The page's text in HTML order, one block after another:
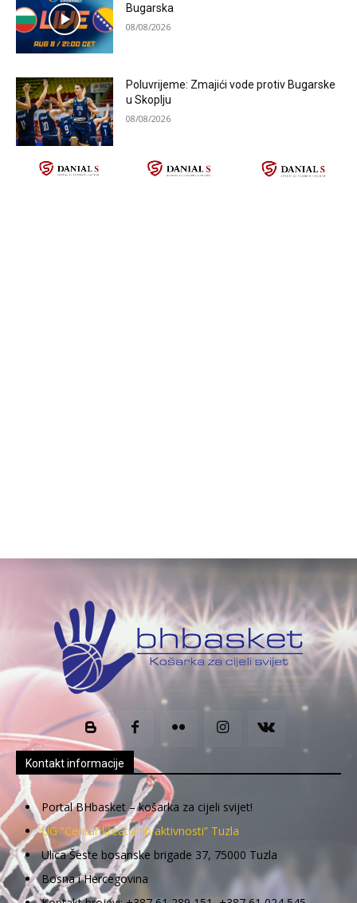
Bugarska
08/08/2026
Poluvrijeme: Zmajići vode protiv Bugarske
u Skoplju
08/08/2026
Kontakt informacije
Portal BHbasket – košarka za cijeli svijet!
UG “Centar kreativnih aktivnosti” Tuzla
Ulica Šeste bosanske brigade 37, 75000 Tuzla
Bosna i Hercegovina